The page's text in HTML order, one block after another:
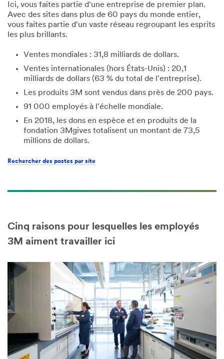
Ici, vous faites partie d'une entreprise de premier plan.
Avec des sites dans plus de 60 pays du monde entier,
vous faites partie d'un vaste réseau regroupant les esprits
les plus brillants.
Ventes mondiales : 31,8 milliards de dollars.
Ventes internationales (hors États-Unis) : 20,1
milliards de dollars (63 % du total de l'entreprise).
Les produits 3M sont vendus dans près de 200 pays.
91 000 employés à l'échelle mondiale.
En 2018, les dons en espèce et en produits de la
fondation 3Mgives totalisent un montant de 73,5
millions de dollars.
Rechercher des postes par site
Cinq raisons pour lesquelles les employés
3M aiment travailler ici